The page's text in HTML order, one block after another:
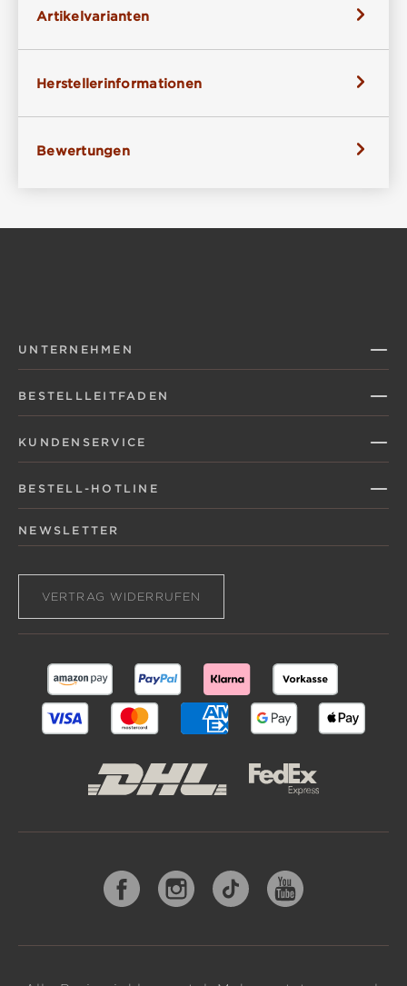
Artikelvarianten
Herstellerinformationen
Bewertungen
UNTERNEHMEN
BESTELLLEITFADEN
KUNDENSERVICE
BESTELL-HOTLINE
NEWSLETTER
VERTRAG WIDERRUFEN